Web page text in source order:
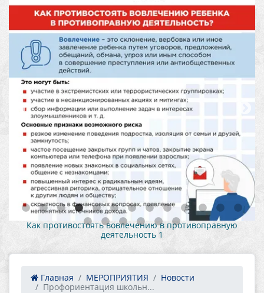
Как противостоять вовлечению в противоправную
деятельность 1
Главная МЕРОПРИЯТИЯ
Новости
Профориентация школьн...